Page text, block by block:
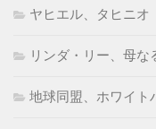
ヤヒエル、タヒニオ
リンダ・リー、母な
地球同盟、ホワイト